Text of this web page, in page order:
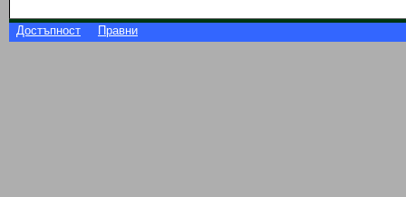
Достъпност Правни